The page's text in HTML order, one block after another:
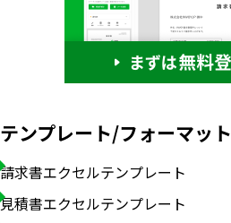
テンプレート/フォーマッ
請求書エクセルテンプレート
見積書エクセルテンプレート